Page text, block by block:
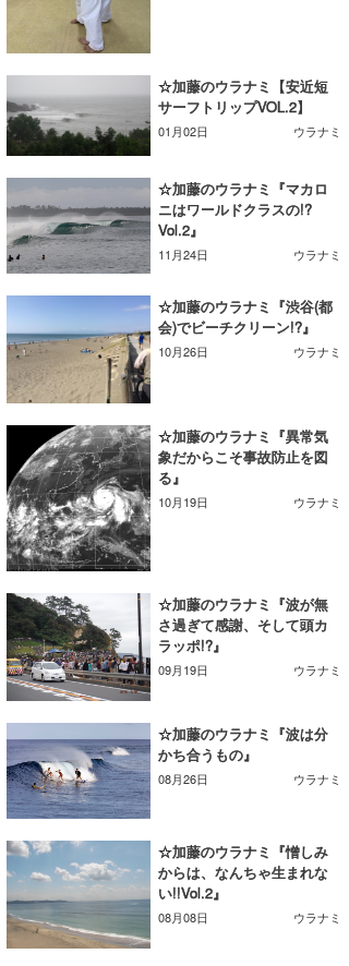
☆加藤のウラナミ【安近短
サーフトリップVOL.2】
01月02日 ウラナミ
☆加藤のウラナミ『マカロ
ニはワールドクラスの!?
Vol.2』
11月24日 ウラナミ
☆加藤のウラナミ『渋谷(都
会)でビーチクリーン!?』
10月26日 ウラナミ
☆加藤のウラナミ『異常気
象だからこそ事故防止を図
る』
10月19日 ウラナミ
☆加藤のウラナミ『波が無
さ過ぎて感謝、そして頭カ
ラッポ!?』
09月19日 ウラナミ
☆加藤のウラナミ『波は分
かち合うもの』
08月26日 ウラナミ
☆加藤のウラナミ『憎しみ
からは、なんちゃ生まれな
い!!Vol.2』
08月08日 ウラナミ
たっちー
まっきー
三輪予報士
上田純子
唐澤予報士
SancheZ
ゴン
米山予報士
wanda
予報士 hiro.
banpaku
Mr.K
chappy
Romisea